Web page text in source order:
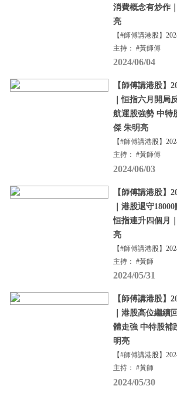
消費概念有炒作
亮
【#師傅講港股】
主持： #黃師傅
2024/06/04
【師傅講港股】
｜恒指六月開局
航運股強勢 中特
傑 朱明亮
【#師傅講港股】
主持： #黃師傅
2024/06/03
【師傅講港股】
｜港股退守
恒指連升四個月
亮
【#師傅講港股】
主持： #黃師
2024/05/31
【師傅講港股】
｜港股高位繼續
體走強 中特股補
明亮
【#師傅講港股】
主持： #黃師
2024/05/30